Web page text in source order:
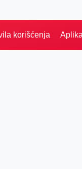
korišćenja